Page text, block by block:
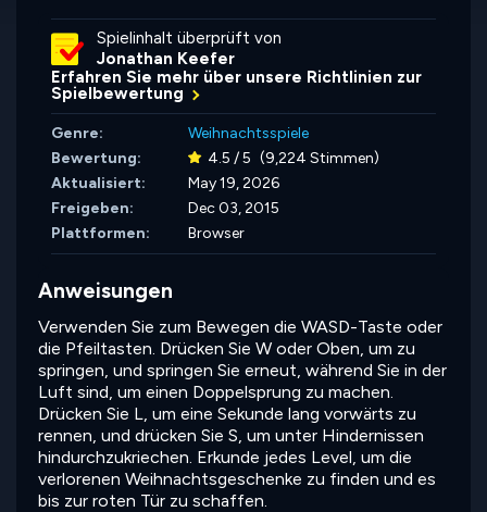
Spielinhalt überprüft von
Jonathan Keefer
Erfahren Sie mehr über unsere Richtlinien zur
Spielbewertung
Genre:
Weihnachtsspiele
Bewertung:
4.5 / 5 (9,224 Stimmen)
Aktualisiert:
May 19, 2026
Freigeben:
Dec 03, 2015
Plattformen:
Browser
Anweisungen
Verwenden Sie zum Bewegen die WASD-Taste oder
die Pfeiltasten. Drücken Sie W oder Oben, um zu
springen, und springen Sie erneut, während Sie in der
Luft sind, um einen Doppelsprung zu machen.
Drücken Sie L, um eine Sekunde lang vorwärts zu
rennen, und drücken Sie S, um unter Hindernissen
hindurchzukriechen. Erkunde jedes Level, um die
verlorenen Weihnachtsgeschenke zu finden und es
bis zur roten Tür zu schaffen.